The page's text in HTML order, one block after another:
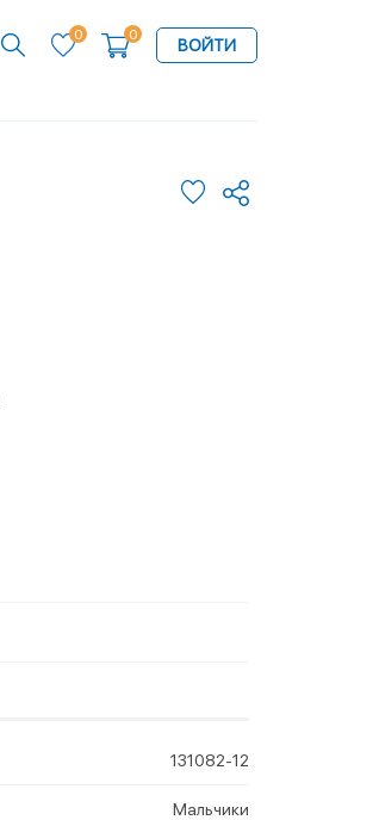
0 0
ВОЙТИ
131082-12
Мальчики